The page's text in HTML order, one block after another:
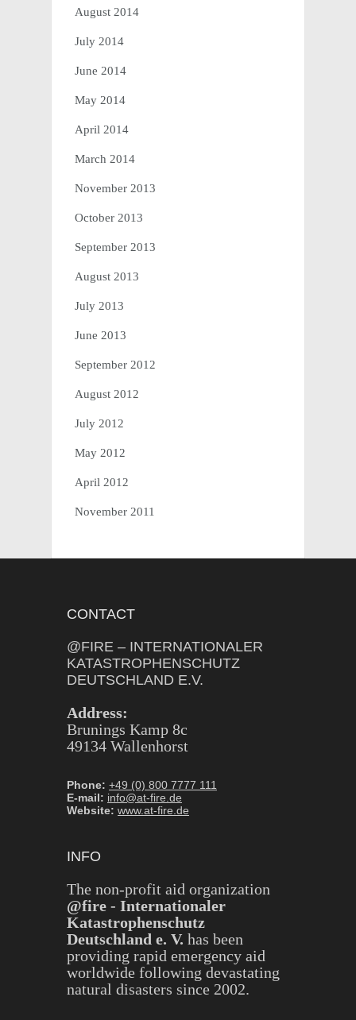
August 2014
July 2014
June 2014
May 2014
April 2014
March 2014
November 2013
October 2013
September 2013
August 2013
July 2013
June 2013
September 2012
August 2012
July 2012
May 2012
April 2012
November 2011
CONTACT
@FIRE – INTERNATIONALER
KATASTROPHENSCHUTZ
DEUTSCHLAND E.V.
Address:
Brunings Kamp 8c
49134 Wallenhorst
Phone: +49 (0) 800 7777 111
E-mail: info@at-fire.de
Website: www.at-fire.de
INFO
The non-profit aid organization
@fire - Internationaler
Katastrophenschutz
Deutschland e. V. has been
providing rapid emergency aid
worldwide following devastating
natural disasters since 2002.